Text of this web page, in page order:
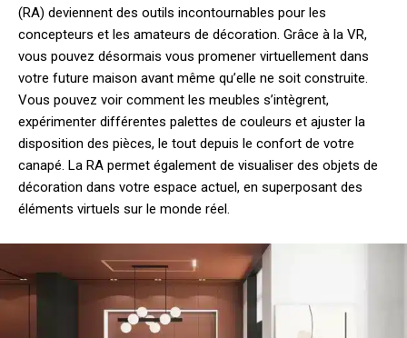
(RA) deviennent des outils incontournables pour les
concepteurs et les amateurs de décoration. Grâce à la VR,
vous pouvez désormais vous promener virtuellement dans
votre future maison avant même qu’elle ne soit construite.
Vous pouvez voir comment les meubles s’intègrent,
expérimenter différentes palettes de couleurs et ajuster la
disposition des pièces, le tout depuis le confort de votre
canapé. La RA permet également de visualiser des objets de
décoration dans votre espace actuel, en superposant des
éléments virtuels sur le monde réel.